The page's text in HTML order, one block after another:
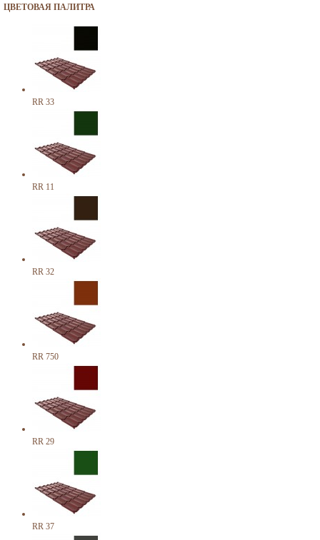
ЦВЕТОВАЯ ПАЛИТРА
RR 33
RR 11
RR 32
RR 750
RR 29
RR 37